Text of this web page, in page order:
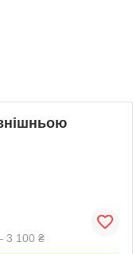
3 100 ₴